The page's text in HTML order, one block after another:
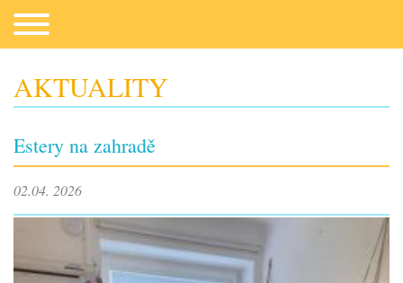
Co potřebujeme
AKTUALITY
Estery na zahradě
02.04. 2026